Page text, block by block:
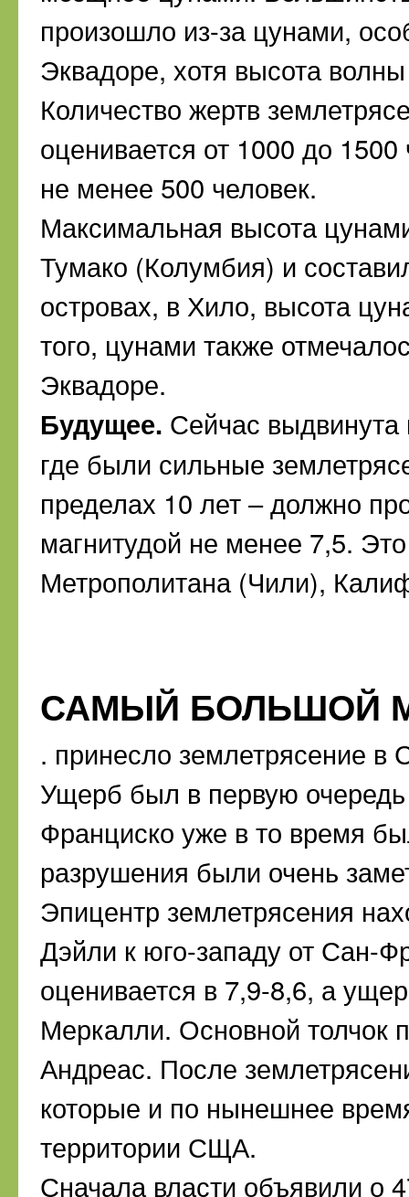
произошло из-за цунами,
Эквадоре, хотя высота
Количество жертв
оценивается от 1000 до
не менее 500 человек.
Максимальная высота
Тумако (Колумбия) и
островах, в Хило, высота
того, цунами также
Эквадоре.
Будущее. Сейчас выдвинута
где были сильные
пределах 10 лет – должно
магнитудой не менее 7,5.
Метрополитана (Чили),
САМЫЙ БОЛЬШОЙ
. принесло землетрясение в
Ущерб был в первую
Франциско уже в то время
разрушения были очень
Эпицентр землетрясения
Дэйли к юго-западу от Сан-
оценивается в 7,9-8,6, а
Меркалли. Основной толчок
Андреас. После
которые и по нынешнее
территории СЩА.
Сначала власти объявили о